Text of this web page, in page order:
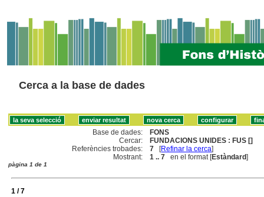
Cerca a la base de dades
Base de dades:
FONS
Cercar:
FUNDACIONS UNIDES : FUS []
Referències trobades:
7 [Refinar la cerca]
Mostrant:
1 .. 7 en el format [Estàndard]
pàgina 1 de 1
1 / 7